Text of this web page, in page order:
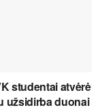
studentai atvėrė
užsidirba duonai